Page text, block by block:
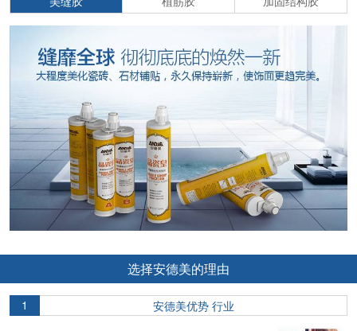
选择安德美的理由
1 安德美优势 行业